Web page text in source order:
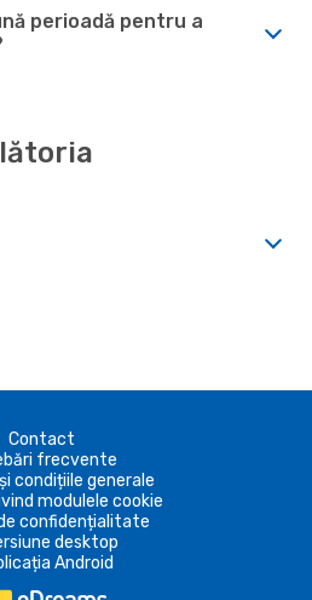
perioadă pentru a
Contact
frecvente
condițiile generale
modulele cookie
confidențialitate
desktop
Android